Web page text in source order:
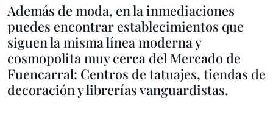
Además de moda, en la inmediaciones
puedes encontrar establecimientos que
siguen la misma línea moderna y
cosmopolita muy cerca del Mercado de
Fuencarral: Centros de tatuajes, tiendas de
decoración y librerías vanguardistas.